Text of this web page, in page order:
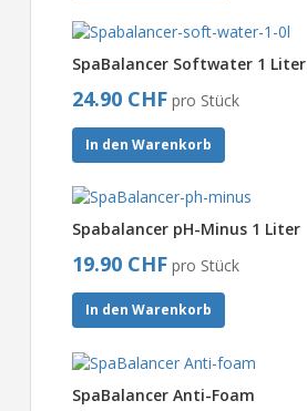
SpaBalancer Softwater 1 Liter
24.90 CHF pro Stück
In den Warenkorb
Spabalancer pH-Minus 1 Liter
19.90 CHF pro Stück
In den Warenkorb
SpaBalancer Anti-Foam